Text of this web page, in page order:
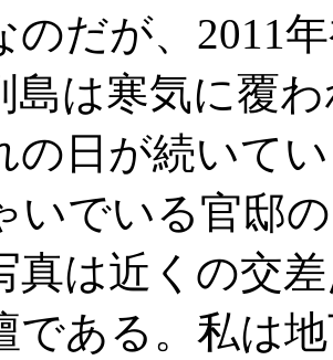
のだが、2011
は寒気に覆
の日が続いて
いでいる官邸
は近くの交
である。私は